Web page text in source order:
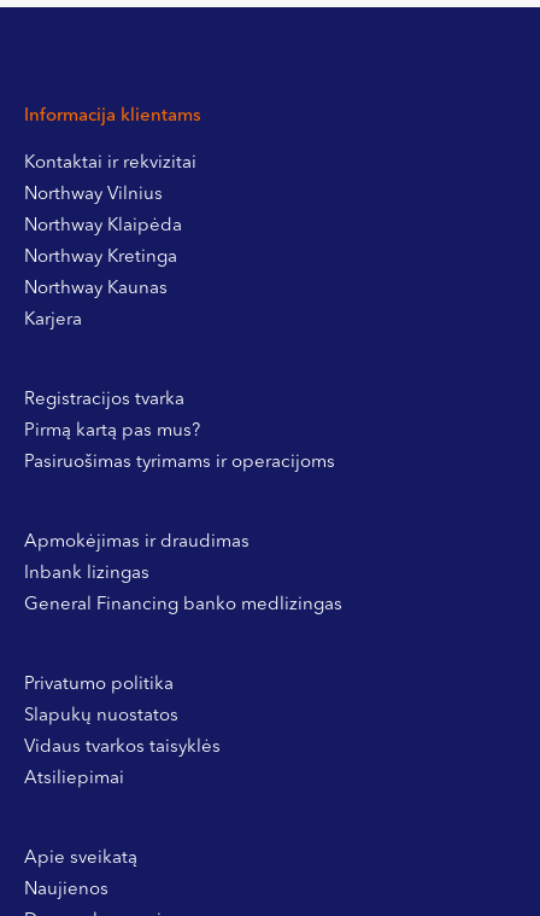
Informacija klientams
Kontaktai ir rekvizitai
Northway Vilnius
Northway Klaipėda
Northway Kretinga
Northway Kaunas
Karjera
Registracijos tvarka
Pirmą kartą pas mus?
Pasiruošimas tyrimams ir operacijoms
Apmokėjimas ir draudimas
Inbank lizingas
General Financing banko medlizingas
Privatumo politika
Slapukų nuostatos
Vidaus tvarkos taisyklės
Atsiliepimai
Apie sveikatą
Naujienos